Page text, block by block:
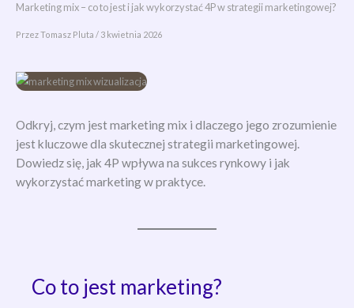
Marketing mix – co to jest i jak wykorzystać 4P w strategii marketingowej?
PrzezTomasz Pluta / 3 kwietnia 2026
Odkryj, czym jest marketing mix i dlaczego jego zrozumienie
jest kluczowe dla skutecznej strategii marketingowej.
Dowiedz się, jak 4P wpływa na sukces rynkowy i jak
wykorzystać marketing w praktyce.
Co to jest marketing?